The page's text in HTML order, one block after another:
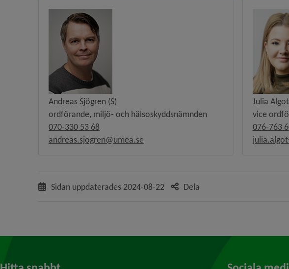
Andreas Sjögren (S)
ordförande, miljö- och hälsoskyddsnämnden
070-330 53 68
andreas.sjogren@umea.se
Julia
vice
076-763
Sidan uppdaterades 2024-08-22 Dela